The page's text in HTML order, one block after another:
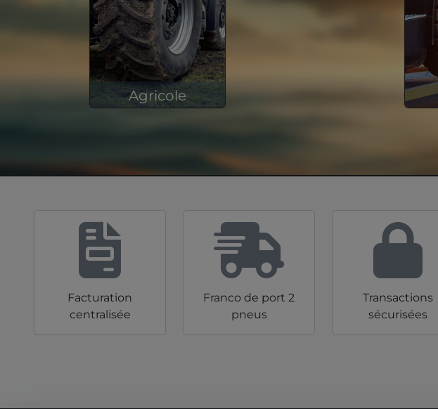
Agricole
Facturation
centralisée
Franco de port 2
pneus
Transactions
sécurisées